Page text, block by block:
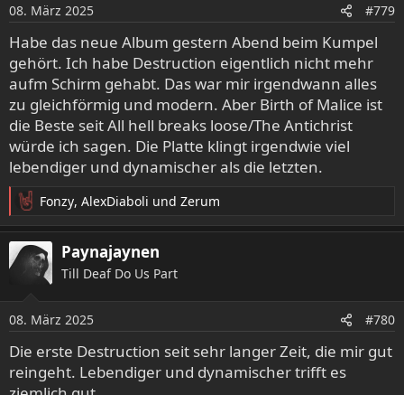
n
e
n
:
08. März 2025 #779
Habe das neue Album gestern Abend beim Kumpel
gehört. Ich habe Destruction eigentlich nicht mehr
aufm Schirm gehabt. Das war mir irgendwann alles
zu gleichförmig und modern. Aber Birth of Malice ist
die Beste seit All hell breaks loose/The Antichrist
würde ich sagen. Die Platte klingt irgendwie viel
lebendiger und dynamischer als die letzten.
R
e
a
k
o
n
e
n
:
Fonzy, AlexDiaboli und Zerum
Paynajaynen
Till Deaf Do Us Part
08. März 2025 #780
Die erste Destruction seit sehr langer Zeit, die mir gut
reingeht. Lebendiger und dynamischer trifft es